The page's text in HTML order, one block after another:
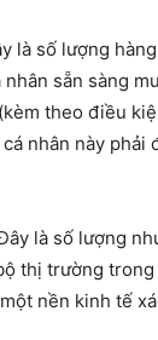
là số lượng
sẵn sàng
theo điều
nhân này phải
là số lượng
thị trường
nền kinh tế